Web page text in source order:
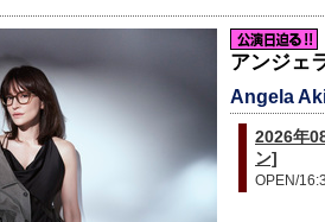
アンジェ
Angela
2026年
ン]
OPEN/